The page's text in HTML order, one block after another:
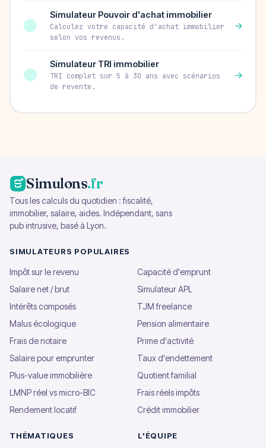
Simulateur Pouvoir d'achat immobilier
Calculez votre capacité d'achat immobilier
selon vos revenus.
→
Simulateur TRI immobilier
TRI complet sur 5 à 30 ans avec scénarios
de revente.
→
Simulons.fr
Tous les calculs du quotidien : fiscalité,
immobilier, salaire, aides. Indépendant, sans
pub intrusive, basé à Lyon.
SIMULATEURS POPULAIRES
Impôt sur le revenu
Capacité d'emprunt
Salaire net / brut
Simulateur APL
Intérêts composés
TJM freelance
Malus écologique
Pension alimentaire
Frais de notaire
Prime d'activité
Salaire pour emprunter
Taux d'endettement
Plus-value immobilière
Quotient familial
LMNP réel vs micro-BIC
Frais réels impôts
Rendement locatif
Crédit immobilier
THÉMATIQUES L'ÉQUIPE